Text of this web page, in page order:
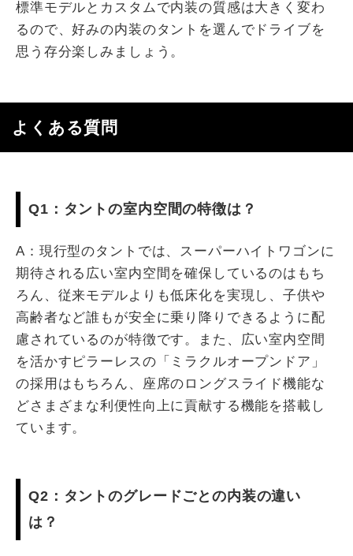
標準モデルとカスタムで内装の質感は大きく変わ
るので、好みの内装のタントを選んでドライブを
思う存分楽しみましょう。
よくある質問
Q1：タントの室内空間の特徴は？
A：現行型のタントでは、スーパーハイトワゴンに
期待される広い室内空間を確保しているのはもち
ろん、従来モデルよりも低床化を実現し、子供や
高齢者など誰もが安全に乗り降りできるように配
慮されているのが特徴です。また、広い室内空間
を活かすピラーレスの「ミラクルオープンドア」
の採用はもちろん、座席のロングスライド機能な
どさまざまな利便性向上に貢献する機能を搭載し
ています。
Q2：タントのグレードごとの内装の違い
は？